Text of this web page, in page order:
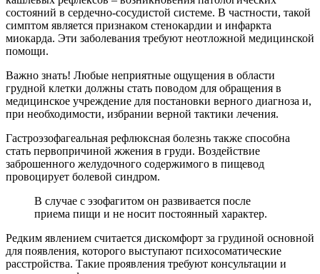
состояний в сердечно-сосудистой системе. В частности, такой
симптом является признаком стенокардии и инфаркта
миокарда. Эти заболевания требуют неотложной медицинской
помощи.
Важно знать! Любые неприятные ощущения в области
грудной клетки должны стать поводом для обращения в
медицинское учреждение для постановки верного диагноза и,
при необходимости, избрании верной тактики лечения.
Гастроэзофагеальная рефлюксная болезнь также способна
стать первопричиной жжения в груди. Воздействие
заброшенного желудочного содержимого в пищевод
провоцирует болевой синдром.
В случае с эзофагитом он развивается после
приема пищи и не носит постоянный характер.
Редким явлением считается дискомфорт за грудиной основной
для появления, которого выступают психосоматические
расстройства. Такие проявления требуют консультации и